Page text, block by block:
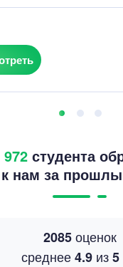
972 студента
к нам за
2085оценок
среднее4.9 из5